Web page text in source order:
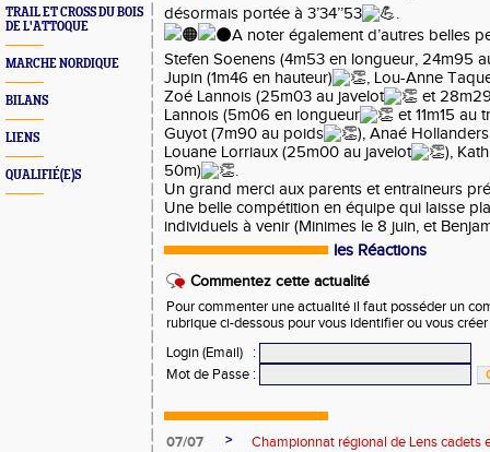
TRAIL ET CROSS DU BOIS
DE L'ATTOQUE
MARCHE NORDIQUE
BILANS
LIENS
QUALIFIÉ(E)S
désormais portée à 3’34’’53
.
A noter également d’autres belles
Stefen Soenens (4m53 en longueur, 24m95
Jupin (1m46 en hauteur)
, Lou-Anne
Zoé Lannois (25m03 au javelot
et
Lannois (5m06 en longueur
et 11m15 au
Guyot (7m90 au poids
), Anaé Hollanders
Louane Lorriaux (25m00 au javelot
),
50m)
.
Un grand merci aux parents et entraineurs
Une belle compétition en équipe qui laisse
individuels à venir (Minimes le 8 juin, et
les Réactions
Commentez cette actualité
Pour commenter une actualité il faut posséder un
rubrique ci-dessous pour vous identifier ou vous
Login (Email)
:
Mot de Passe :
07/07 >
Championnat régional de Lens cadets